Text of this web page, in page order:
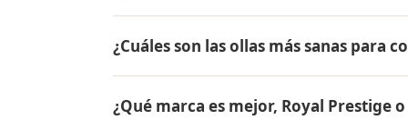
aluminio puro. Este diseño permite
alimentos.
tipo de acero es resistente a la corrosión,
y es extremadamente duradero. Por eso
¿Cuáles son las ollas más sanas para
liberan sustancias tóxicas, no reaccionan
¿Qué marca es mejor, Royal Prestige o